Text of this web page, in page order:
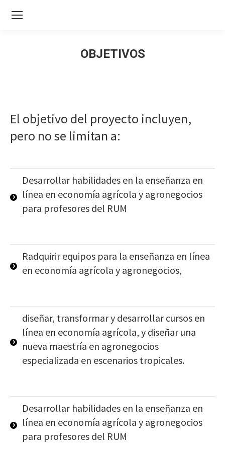
OBJETIVOS
El objetivo del proyecto incluyen,
pero no se limitan a:
Desarrollar habilidades en la enseñanza en
línea en economía agrícola y agronegocios
para profesores del RUM
Radquirir equipos para la enseñanza en línea
en economía agrícola y agronegocios,
diseñar, transformar y desarrollar cursos en
línea en economía agrícola, y diseñar una
nueva maestría en agronegocios
especializada en escenarios tropicales.
Desarrollar habilidades en la enseñanza en
línea en economía agrícola y agronegocios
para profesores del RUM